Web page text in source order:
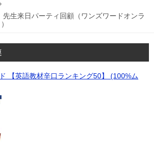
先生来日パーティ回顧（ワンズワードオンラ
【英語教材辛口ランキング50】 (100%ム